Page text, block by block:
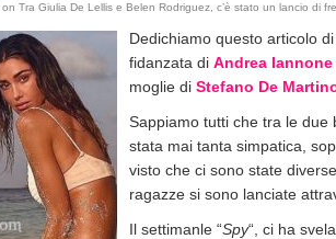
on Tra Giulia De Lellis e Belen Rodriguez, c’è stato un lancio di
Dedichiamo questo articolo
fidanzata di Andrea Iannone
moglie di Stefano De
Sappiamo tutti che tra le due
stata mai tanta simpatica,
visto che ci sono state
ragazze si sono lanciate
Il settimanle “Spy“, ci ha